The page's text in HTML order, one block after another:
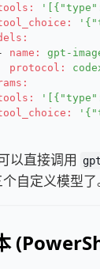
name:
gpt-
protocol:
以直接调用
自定义模型了